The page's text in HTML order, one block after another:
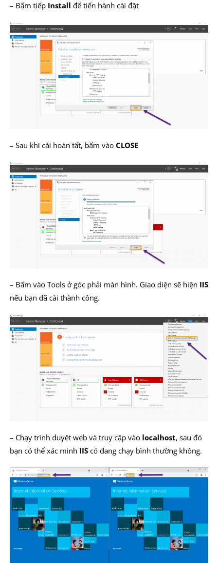
– Bấm tiếp Install để tiến hành cài đặt
– Sau khi cài hoàn tất, bấm vào CLOSE
– Bấm vào Tools ở góc phải màn hình. Giao diện sẽ hiện IIS
nếu bạn đã cài thành công.
– Chạy trình duyệt web và truy cập vào localhost, sau đó
bạn có thể xác minh IIS có đang chạy bình thường không.